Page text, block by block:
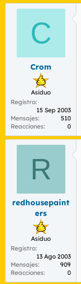
C
Crom
Asiduo
Registro
15 Sep 2003
Mensajes
510
Reacciones
0
R
redhousepaint
ers
Asiduo
Registro
13 Ago 2003
Mensajes
909
Reacciones
0